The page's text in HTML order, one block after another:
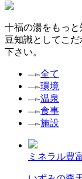
十福の湯をもっと
豆知識としてこ
下さい。
全て
環境
温泉
食事
施設
ミネラル豊